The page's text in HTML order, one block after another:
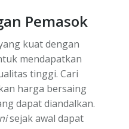
Pemasok
kuat dengan
mendapatkan
tinggi. Cari
harga bersaing
dapat diandalkan.
sejak awal dapat